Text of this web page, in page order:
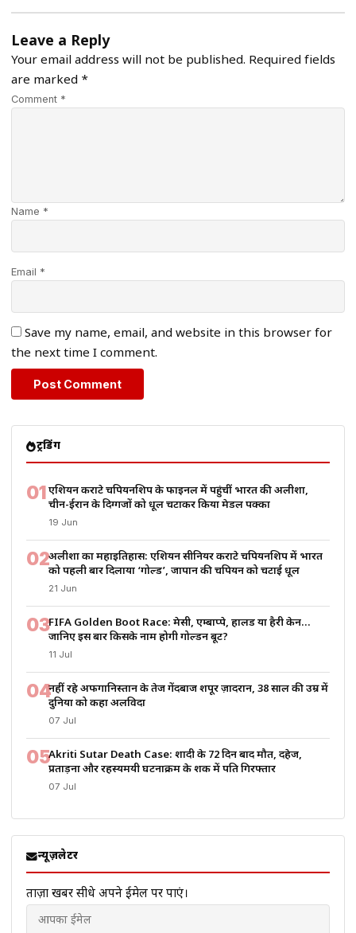
Leave a Reply
Your email address will not be published. Required fields
are marked *
Comment *
Name *
Email *
Save my name, email, and website in this browser for
the next time I comment.
ट्रेंडिंग
01एशियन कराटे चैंपियनशिप के फाइनल में पहुंचीं भारत की अलीशा,
चीन-ईरान के दिग्गजों को धूल चटाकर किया मेडल पक्का
19 Jun
02अलीशा का महाइतिहास: एशियन सीनियर कराटे चैंपियनशिप में भारत
को पहली बार दिलाया ‘गोल्ड’, जापान की चैंपियन को चटाई धूल
21 Jun
03FIFA Golden Boot Race: मेसी, एम्बाप्पे, हालैंड या हैरी केन…
जानिए इस बार किसके नाम होगी गोल्डन बूट?
11 Jul
04नहीं रहे अफगानिस्तान के तेज गेंदबाज शपूर ज़ादरान, 38 साल की उम्र में
दुनिया को कहा अलविदा
07 Jul
05Akriti Sutar Death Case: शादी के 72 दिन बाद मौत, दहेज,
प्रताड़ना और रहस्यमयी घटनाक्रम के शक में पति गिरफ्तार
07 Jul
न्यूज़लेटर
ताज़ा खबरें सीधे अपने ईमेल पर पाएं।